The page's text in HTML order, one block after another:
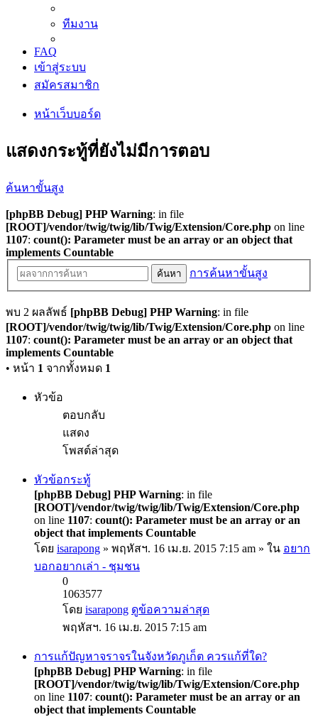
ทีมงาน
FAQ
เข้าสู่ระบบ
สมัครสมาชิก
หน้าเว็บบอร์ด
แสดงกระทู้ที่ยังไม่มีการตอบ
ค้นหาขั้นสูง
[phpBB Debug] PHP Warning: in file
[ROOT]/vendor/twig/twig/lib/Twig/Extension/Core.php on line
1107: count(): Parameter must be an array or an object that
implements Countable
ค้นหา การค้นหาขั้นสูง
พบ 2 ผลลัพธ์ [phpBB Debug] PHP Warning: in file
[ROOT]/vendor/twig/twig/lib/Twig/Extension/Core.php on line
1107: count(): Parameter must be an array or an object that
implements Countable
• หน้า 1 จากทั้งหมด 1
หัวข้อ
ตอบกลับ
แสดง
โพสต์ล่าสุด
หัวข้อกระทู้
[phpBB Debug] PHP Warning: in file
[ROOT]/vendor/twig/twig/lib/Twig/Extension/Core.php
on line 1107: count(): Parameter must be an array or an
object that implements Countable
โดย isarapong » พฤหัสฯ. 16 เม.ย. 2015 7:15 am » ใน อยาก
บอกอยากเล่า - ชุมชน
0
1063577
โดย isarapong ดูข้อความล่าสุด
พฤหัสฯ. 16 เม.ย. 2015 7:15 am
การแก้ปัญหาจราจรในจังหวัดภูเก็ต ควรแก้ที่ใด?
[phpBB Debug] PHP Warning: in file
[ROOT]/vendor/twig/twig/lib/Twig/Extension/Core.php
on line 1107: count(): Parameter must be an array or an
object that implements Countable